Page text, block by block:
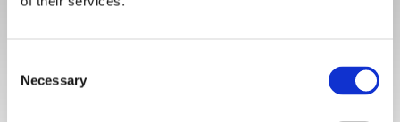
Selection
Necessary
Kvalita zachovaná maximálnym počtom 4